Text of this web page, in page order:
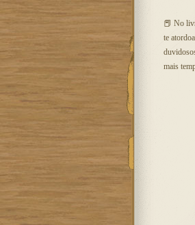
📕 No
te
mais